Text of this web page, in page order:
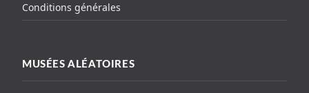
Conditions générales
MUSÉES ALÉATOIRES